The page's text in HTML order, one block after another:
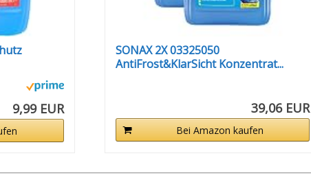
9,99 EUR
SONAX 2X 03325050
AntiFrost&KlarSicht Konzentrat...
39,06 EUR
Bei Amazon kaufen